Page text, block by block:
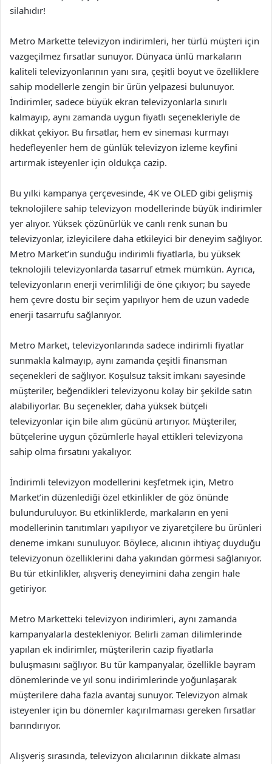
silahıdır!
Metro Markette televizyon indirimleri, her türlü müşteri için
vazgeçilmez fırsatlar sunuyor. Dünyaca ünlü markaların
kaliteli televizyonlarının yanı sıra, çeşitli boyut ve özelliklere
sahip modellerle zengin bir ürün yelpazesi bulunuyor.
İndirimler, sadece büyük ekran televizyonlarla sınırlı
kalmayıp, aynı zamanda uygun fiyatlı seçenekleriyle de
dikkat çekiyor. Bu fırsatlar, hem ev sineması kurmayı
hedefleyenler hem de günlük televizyon izleme keyfini
artırmak isteyenler için oldukça cazip.
Bu yılki kampanya çerçevesinde, 4K ve OLED gibi gelişmiş
teknolojilere sahip televizyon modellerinde büyük indirimler
yer alıyor. Yüksek çözünürlük ve canlı renk sunan bu
televizyonlar, izleyicilere daha etkileyici bir deneyim sağlıyor.
Metro Market’in sunduğu indirimli fiyatlarla, bu yüksek
teknolojili televizyonlarda tasarruf etmek mümkün. Ayrıca,
televizyonların enerji verimliliği de öne çıkıyor; bu sayede
hem çevre dostu bir seçim yapılıyor hem de uzun vadede
enerji tasarrufu sağlanıyor.
Metro Market, televizyonlarında sadece indirimli fiyatlar
sunmakla kalmayıp, aynı zamanda çeşitli finansman
seçenekleri de sağlıyor. Koşulsuz taksit imkanı sayesinde
müşteriler, beğendikleri televizyonu kolay bir şekilde satın
alabiliyorlar. Bu seçenekler, daha yüksek bütçeli
televizyonlar için bile alım gücünü artırıyor. Müşteriler,
bütçelerine uygun çözümlerle hayal ettikleri televizyona
sahip olma fırsatını yakalıyor.
İndirimli televizyon modellerini keşfetmek için, Metro
Market’in düzenlediği özel etkinlikler de göz önünde
bulunduruluyor. Bu etkinliklerde, markaların en yeni
modellerinin tanıtımları yapılıyor ve ziyaretçilere bu ürünleri
deneme imkanı sunuluyor. Böylece, alıcının ihtiyaç duyduğu
televizyonun özelliklerini daha yakından görmesi sağlanıyor.
Bu tür etkinlikler, alışveriş deneyimini daha zengin hale
getiriyor.
Metro Marketteki televizyon indirimleri, aynı zamanda
kampanyalarla destekleniyor. Belirli zaman dilimlerinde
yapılan ek indirimler, müşterilerin cazip fiyatlarla
buluşmasını sağlıyor. Bu tür kampanyalar, özellikle bayram
dönemlerinde ve yıl sonu indirimlerinde yoğunlaşarak
müşterilere daha fazla avantaj sunuyor. Televizyon almak
isteyenler için bu dönemler kaçırılmaması gereken fırsatlar
barındırıyor.
Alışveriş sırasında, televizyon alıcılarının dikkate alması